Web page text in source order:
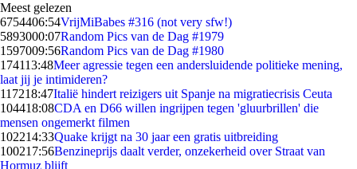
Meest gelezen
6754406:54VrijMiBabes #316 (not very sfw!)
5893000:07Random Pics van de Dag #1979
1597009:56Random Pics van de Dag #1980
174113:48Meer agressie tegen een andersluidende politieke mening,
laat jij je intimideren?
117218:47Italië hindert reizigers uit Spanje na migratiecrisis Ceuta
104418:08CDA en D66 willen ingrijpen tegen 'gluurbrillen' die
mensen ongemerkt filmen
102214:33Quake krijgt na 30 jaar een gratis uitbreiding
100217:56Benzineprijs daalt verder, onzekerheid over Straat van
Hormuz blijft